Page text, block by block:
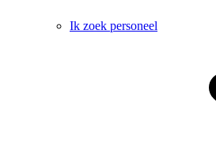
Ik zoek personeel